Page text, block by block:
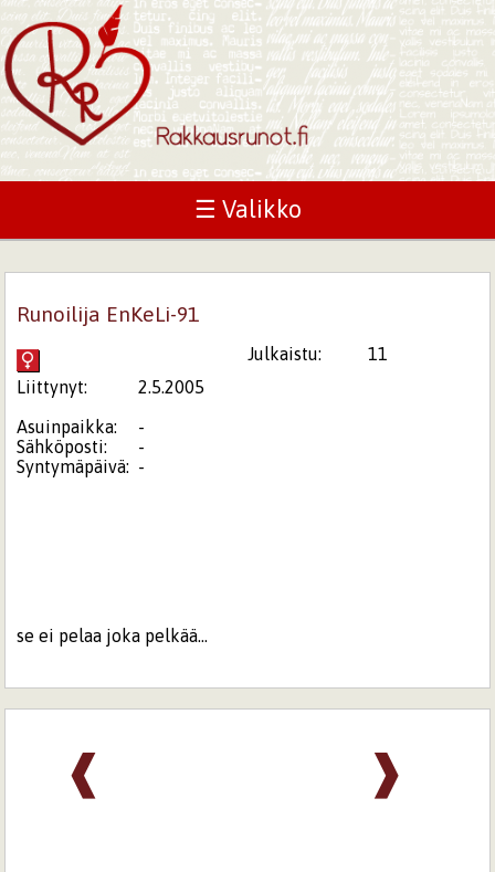
☰ Valikko
Runoilija EnKeLi-91
Julkaistu:
11
Liittynyt:
2.5.2005
Asuinpaikka:
-
Sähköposti:
-
Syntymäpäivä: -
se ei pelaa joka pelkää...
❱
❰